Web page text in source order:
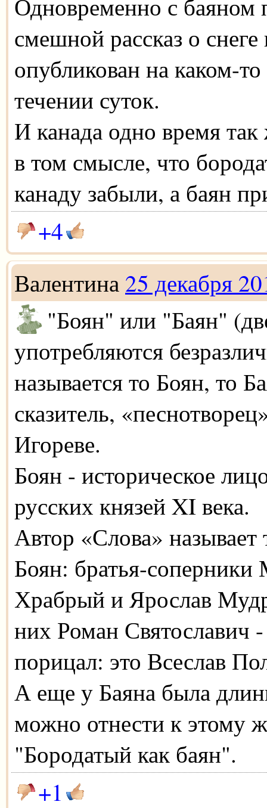
Одновременно с баяном
смешной рассказ о
опубликован на каком-
течении суток.
И канада одно время так
в том смысле, что
канаду забыли, а баян
+4
Валентина 25 декабря
"Боян" или "Баян"
употребляются
называется то Боян, то
сказитель,
Игореве.
Боян - историческое
русских князей XI века.
Автор «Слова» называет
Боян: братья-
Храбрый и Ярослав
них Роман Святославич
порицал: это Всеслав
А еще у Баяна была
можно отнести к этому
"Бородатый как баян".
+1